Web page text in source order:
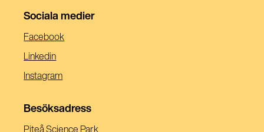
Sociala medier
Facebook(Öppnas
Linkedin(Öppnas
Nytt
Instagram(Öppnas
Ett
Besöksadress
Piteå Science Park